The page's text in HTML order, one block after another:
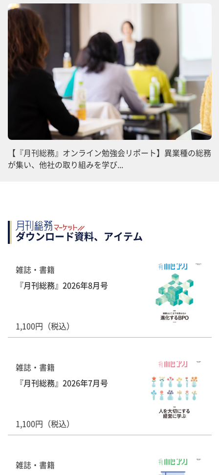
【『月刊総務』オンライン勉強会リポート】異業種の総務
が集い、他社の取り組みを学び...
ダウンロード資料、アイテム
雑誌・書籍
『月刊総務』2026年8月号
1,100円（税込）
雑誌・書籍
『月刊総務』2026年7月号
1,100円（税込）
雑誌・書籍